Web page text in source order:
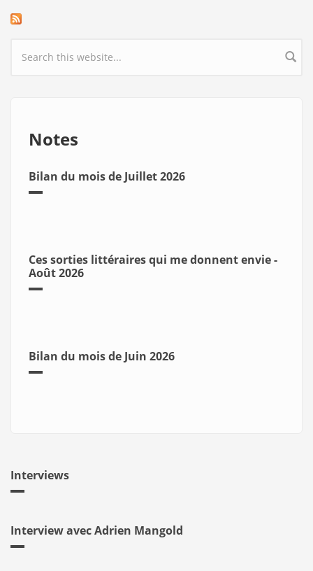
Search form
Notes
Bilan du mois de Juillet 2026
Ces sorties littéraires qui me donnent envie -
Août 2026
Bilan du mois de Juin 2026
Interviews
Interview avec Adrien Mangold